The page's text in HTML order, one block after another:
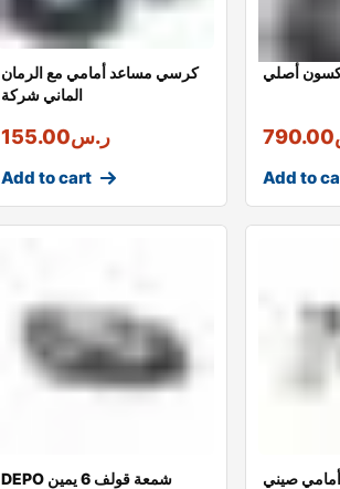
كرسي مساعد أمامي مع الرمان
الماني شركة
ر.س155.00
Add to cart
أصلي
790.00
Add to
DEPO شمعة قولف 6 يمين
صيني